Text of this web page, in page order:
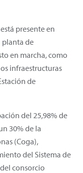
presente en
planta de
en marcha, como
infraestructuras
de
del 25,98% de
30% de la
(Coga),
del Sistema de
consorcio